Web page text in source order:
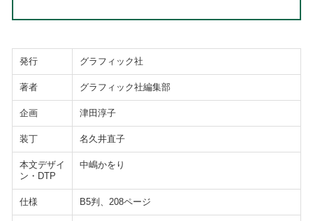
発行 グラフィック社
著者 グラフィック社編集部
企画 津田淳子
装丁 名久井直子
本文デザイ
ン・DTP
中嶋かをり
仕様 B5判、208ページ